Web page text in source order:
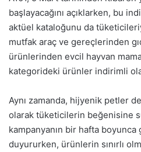
başlayacağını açıklarken, bu
aktüel kataloğunu da
mutfak araç ve gereçlerinden
ürünlerinden evcil hayvan
kategorideki ürünler indirimli
Aynı zamanda, hijyenik petler
olarak tüketicilerin beğenisine
kampanyanın bir hafta boyunca
duyururken, ürünlerin sınırlı